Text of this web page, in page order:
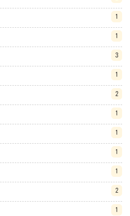
1
1
3
1
2
1
1
1
1
2
1